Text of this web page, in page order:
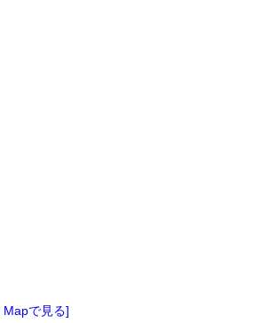
Mapで見る]